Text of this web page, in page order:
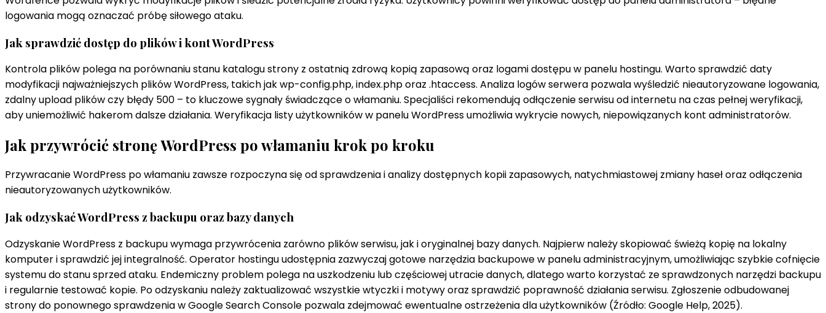
logowania mogą oznaczać próbę siłowego ataku.
Jak sprawdzić dostęp do plików i kont WordPress
Kontrola plików polega na porównaniu stanu katalogu strony z ostatnią zdrową kopią zapasową oraz logami dostępu w panelu hostingu. Warto sprawdzić daty
modyfikacji najważniejszych plików WordPress, takich jak wp-config.php, index.php oraz .htaccess. Analiza logów serwera pozwala wyśledzić nieautoryzowane logowania,
zdalny upload plików czy błędy 500 – to kluczowe sygnały świadczące o włamaniu. Specjaliści rekomendują odłączenie serwisu od internetu na czas pełnej weryfikacji,
aby uniemożliwić hakerom dalsze działania. Weryfikacja listy użytkowników w panelu WordPress umożliwia wykrycie nowych, niepowiązanych kont administratorów.
Jak przywrócić stronę WordPress po włamaniu krok po kroku
Przywracanie WordPress po włamaniu zawsze rozpoczyna się od sprawdzenia i analizy dostępnych kopii zapasowych, natychmiastowej zmiany haseł oraz odłączenia
nieautoryzowanych użytkowników.
Jak odzyskać WordPress z backupu oraz bazy danych
Odzyskanie WordPress z backupu wymaga przywrócenia zarówno plików serwisu, jak i oryginalnej bazy danych. Najpierw należy skopiować świeżą kopię na lokalny
komputer i sprawdzić jej integralność. Operator hostingu udostępnia zazwyczaj gotowe narzędzia backupowe w panelu administracyjnym, umożliwiając szybkie cofnięcie
systemu do stanu sprzed ataku. Endemiczny problem polega na uszkodzeniu lub częściowej utracie danych, dlatego warto korzystać ze sprawdzonych narzędzi backupu
i regularnie testować kopie. Po odzyskaniu należy zaktualizować wszystkie wtyczki i motywy oraz sprawdzić poprawność działania serwisu. Zgłoszenie odbudowanej
strony do ponownego sprawdzenia w Google Search Console pozwala zdejmować ewentualne ostrzeżenia dla użytkowników (Źródło: Google Help, 2025).